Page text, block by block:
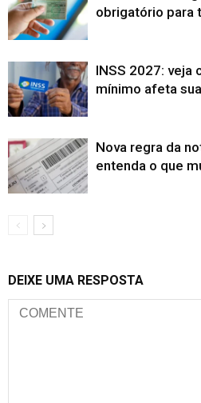
obrigatório para
INSS 2027: veja
mínimo afeta
Nova regra da
entenda o que
DEIXE UMA RESPOSTA